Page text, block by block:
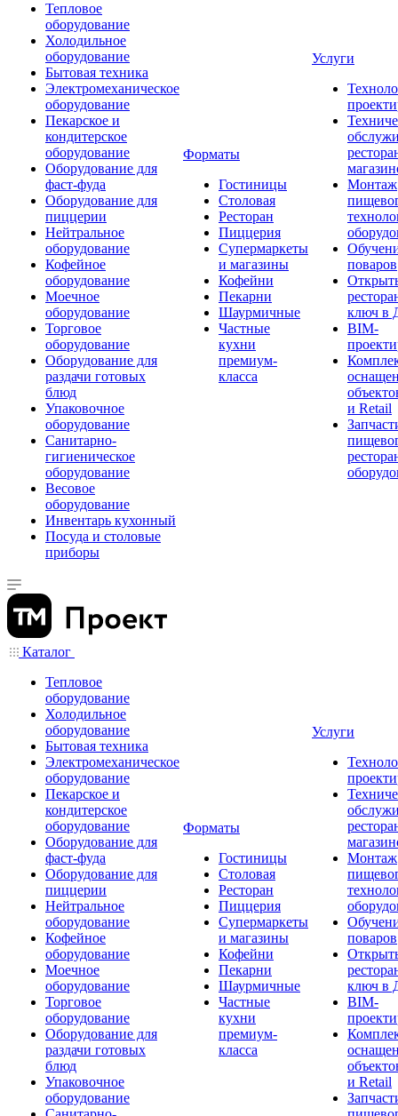
Тепловое
оборудование
Холодильное
оборудование
Бытовая техника
Электромеханическое
оборудование
Пекарское и
кондитерское
оборудование
Оборудование для
фаст-фуда
Оборудование для
пиццерии
Нейтральное
оборудование
Кофейное
оборудование
Моечное
оборудование
Торговое
оборудование
Оборудование для
раздачи готовых
блюд
Упаковочное
оборудование
Санитарно-
гигиеническое
оборудование
Весовое
оборудование
Инвентарь кухонный
Посуда и столовые
приборы
Форматы
Гостиницы
Столовая
Ресторан
Пиццерия
Супермаркеты
и магазины
Кофейни
Пекарни
Шаурмичные
Частные
кухни
премиум-
класса
Услуги
Монтаж
поваров
ключ в
BIM-
и Retail
Каталог
Тепловое
оборудование
Холодильное
оборудование
Бытовая техника
Электромеханическое
оборудование
Пекарское и
кондитерское
оборудование
Оборудование для
фаст-фуда
Оборудование для
пиццерии
Нейтральное
оборудование
Кофейное
оборудование
Моечное
оборудование
Торговое
оборудование
Оборудование для
раздачи готовых
блюд
Упаковочное
оборудование
Форматы
Гостиницы
Столовая
Ресторан
Пиццерия
Супермаркеты
и магазины
Кофейни
Пекарни
Шаурмичные
Частные
кухни
премиум-
класса
Услуги
Монтаж
поваров
ключ в
BIM-
и Retail